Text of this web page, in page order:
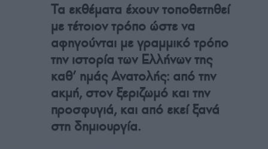
Τα εκθέματα έχουν τοποθετηθεί
με τέτοιον τρόπο ώστε να
αφηγούνται με γραμμικό τρόπο
την ιστορία των Ελλήνων της
καθ’ ημάς Ανατολής: από την
ακμή, στον ξεριζωμό και την
προσφυγιά, και από εκεί ξανά
στη δημιουργία.